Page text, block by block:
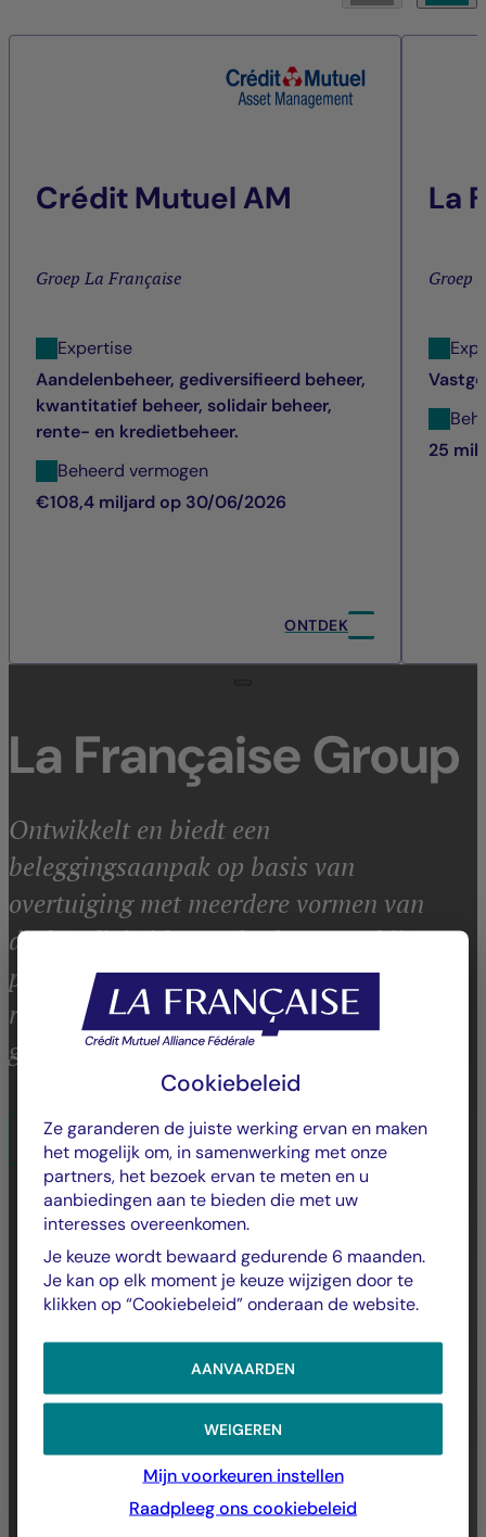
Crédit Mutuel AM
Groep La Française
Expertise
Aandelenbeheer, gediversifieerd beheer,
kwantitatief beheer, solidair beheer,
rente- en kredietbeheer.
Beheerd vermogen
€108,4 miljard op 30/06/2026
ONTDEK
La
Groep
25
La Française Group
Ontwikkelt en biedt een
beleggingsaanpak op basis van
overtuiging met meerdere vormen van
deskundigheid voor derden, waarbij
prestaties, duurzaamheid,
risicobeheersing en transparantie worden
gecombineerd.
MEER OVER DE GROEP
Cookiebeleid
Ze garanderen de juiste werking ervan en maken
het mogelijk om, in samenwerking met onze
partners, het bezoek ervan te meten en u
aanbiedingen aan te bieden die met uw
interesses overeenkomen.
Je keuze wordt bewaard gedurende 6 maanden.
Je kan op elk moment je keuze wijzigen door te
klikken op “Cookiebeleid” onderaan de website.
AANVAARDEN
WEIGEREN
Mijn voorkeuren instellen
Raadpleeg ons cookiebeleid